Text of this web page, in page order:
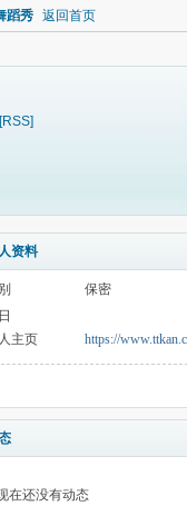
蹈秀 返回首页
[RSS]
资料
保密
主页
https://
在还没有动态